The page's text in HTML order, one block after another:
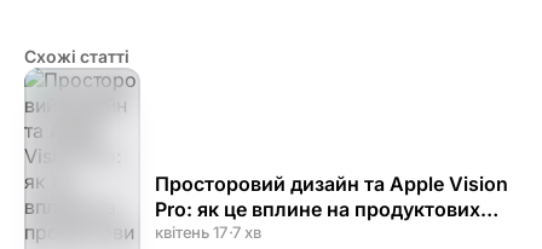
Схожі статті
Просторовий дизайн та Apple Vision
Pro: як це вплине на продуктових
дизайнерів
квітень 17·7 хв